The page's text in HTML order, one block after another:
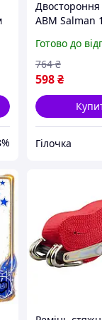
Двостороння
ABM Salman
універсальна
кріпильна
монтажу VE-33
Готово до
598 ₴
764 ₴
Гілочка